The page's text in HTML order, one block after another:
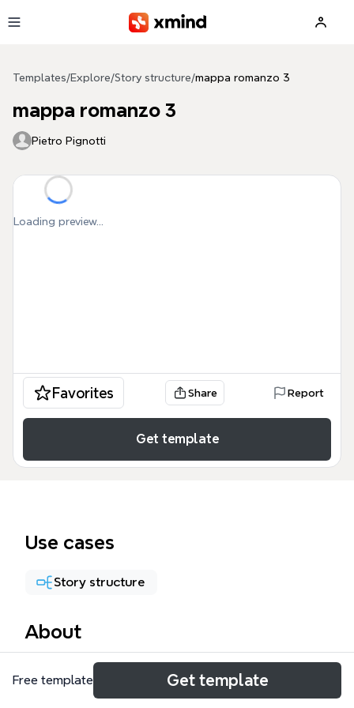
Templates/Explore/Story structure/mappa romanzo 3
mappa romanzo 3
Pietro Pignotti
Loading preview...
Favorites Share Report
Get template
Use cases
Story structure
About
Questa mappa romanzo 3 è una risorsa didattica
completa composta da 49 nodi che analizza la
Free template Get template